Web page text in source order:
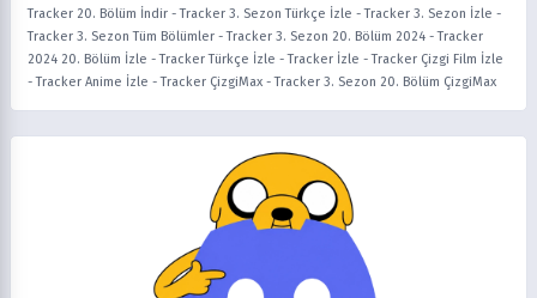
Tracker 20. Bölüm İndir -Tracker 3. Sezon Türkçe İzle -Tracker 3. Sezon İzle -
Tracker 3. Sezon Tüm Bölümler -Tracker 3. Sezon 20. Bölüm 2024 -Tracker
2024 20. Bölüm İzle -Tracker Türkçe İzle -Tracker İzle -Tracker Çizgi Film İzle
-Tracker Anime İzle -Tracker ÇizgiMax -Tracker 3. Sezon 20. Bölüm ÇizgiMax